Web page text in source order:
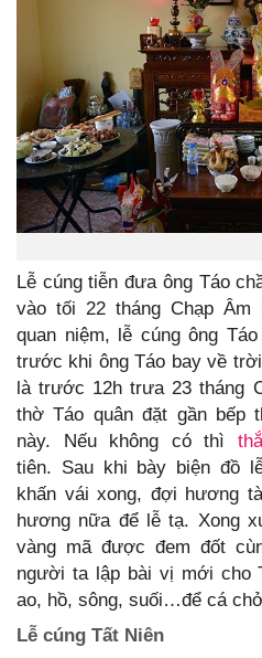
Lễ cúng tiễn đưa ông Táo
vào tối 22 tháng Chạp
quan niệm, lễ cúng ông
trước khi ông Táo bay về
là trước 12h trưa 23 tháng
thờ Táo quân đặt gần bếp
này. Nếu không có thì
tiên. Sau khi bày biện đồ
khấn vái xong, đợi hương
hương nữa để lễ tạ. Xong
vàng mã được đem đốt
người ta lập bài vị mới cho
ao, hồ, sông, suối…để cá
Lễ cúng Tất Niên